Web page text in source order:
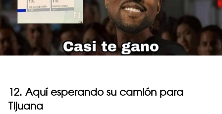
12. Aquí esperando su camión para
Tijuana